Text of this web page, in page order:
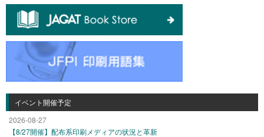
イベント開催予定
2026-08-27
【8/27開催】配布系印刷メディアの状況と革新